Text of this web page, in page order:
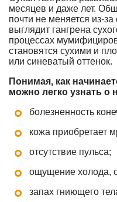
месяцев и даже лет.
почти не меняется из-
выглядит гангрена
процессах
становятся сухими и
или синеватый оттенок.
Понимая, как
можно легко узнать о
болезненность
кожа приобретает
отсутствие пульса;
ощущение холода,
запах гниющего